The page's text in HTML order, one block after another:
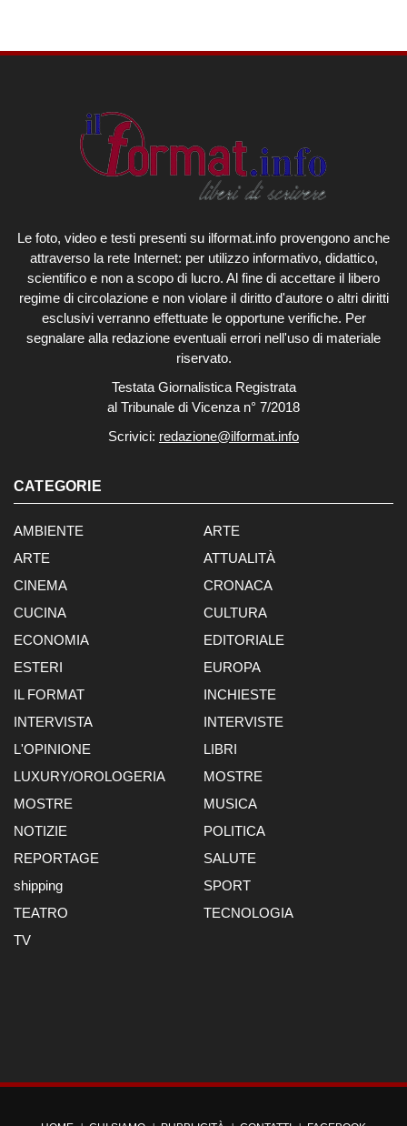
Le foto, video e testi presenti su ilformat.info provengono anche
attraverso la rete Internet: per utilizzo informativo, didattico,
scientifico e non a scopo di lucro. Al fine di accettare il libero
regime di circolazione e non violare il diritto d'autore o altri diritti
esclusivi verranno effettuate le opportune verifiche. Per
segnalare alla redazione eventuali errori nell'uso di materiale
riservato.
Testata Giornalistica Registrata
al Tribunale di Vicenza n° 7/2018
Scrivici: redazione@ilformat.info
CATEGORIE
AMBIENTE
ARTE
ARTE
ATTUALITÀ
CINEMA
CRONACA
CUCINA
CULTURA
ECONOMIA
EDITORIALE
ESTERI
EUROPA
IL FORMAT
INCHIESTE
INTERVISTA
INTERVISTE
L'OPINIONE
LIBRI
LUXURY/OROLOGERIA
MOSTRE
MOSTRE
MUSICA
NOTIZIE
POLITICA
REPORTAGE
SALUTE
shipping
SPORT
TEATRO
TECNOLOGIA
TV